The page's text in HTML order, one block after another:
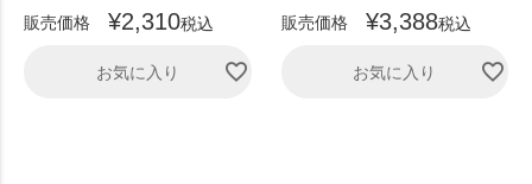
販売価格
¥2,310税込
お気に入り
販売価格
¥3,388税込
お気に入り